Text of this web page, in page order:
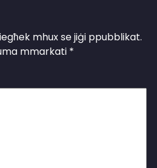
mhux se jiġi ppubblikat.
mmarkati *